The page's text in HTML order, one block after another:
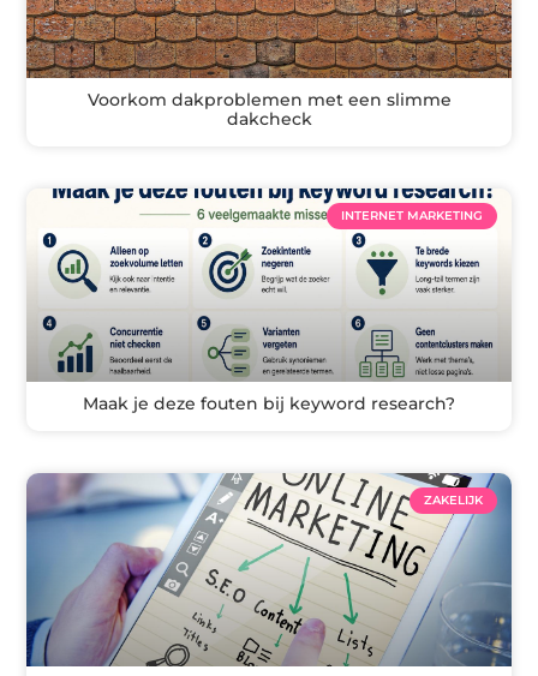
Voorkom dakproblemen met een slimme
dakcheck
INTERNET MARKETING
Maak je deze fouten bij keyword research?
ZAKELIJK